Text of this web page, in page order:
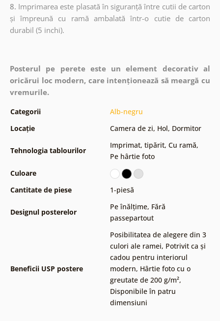
8. Imprimarea este plasată în siguranță între cutii de carton
și împreună cu ramă ambalată într-o cutie de carton
durabil (5 inchi).
Posterul pe perete este un element decorativ al
oricărui loc modern, care intenționează să meargă cu
vremurile.
Categorii
Alb-negru
Locație
Camera de zi, Hol, Dormitor
Tehnologia tablourilor
Imprimat, tipărit, Cu ramă,
Pe hârtie foto
Culoare
Cantitate de piese
1-piesă
Designul posterelor
Pe înălțime, Fără
passepartout
Beneficii USP postere
Posibilitatea de alegere din 3
culori ale ramei, Potrivit ca și
cadou pentru interiorul
modern, Hârtie foto cu o
greutate de 200 g/m²,
Disponibile în patru
dimensiuni